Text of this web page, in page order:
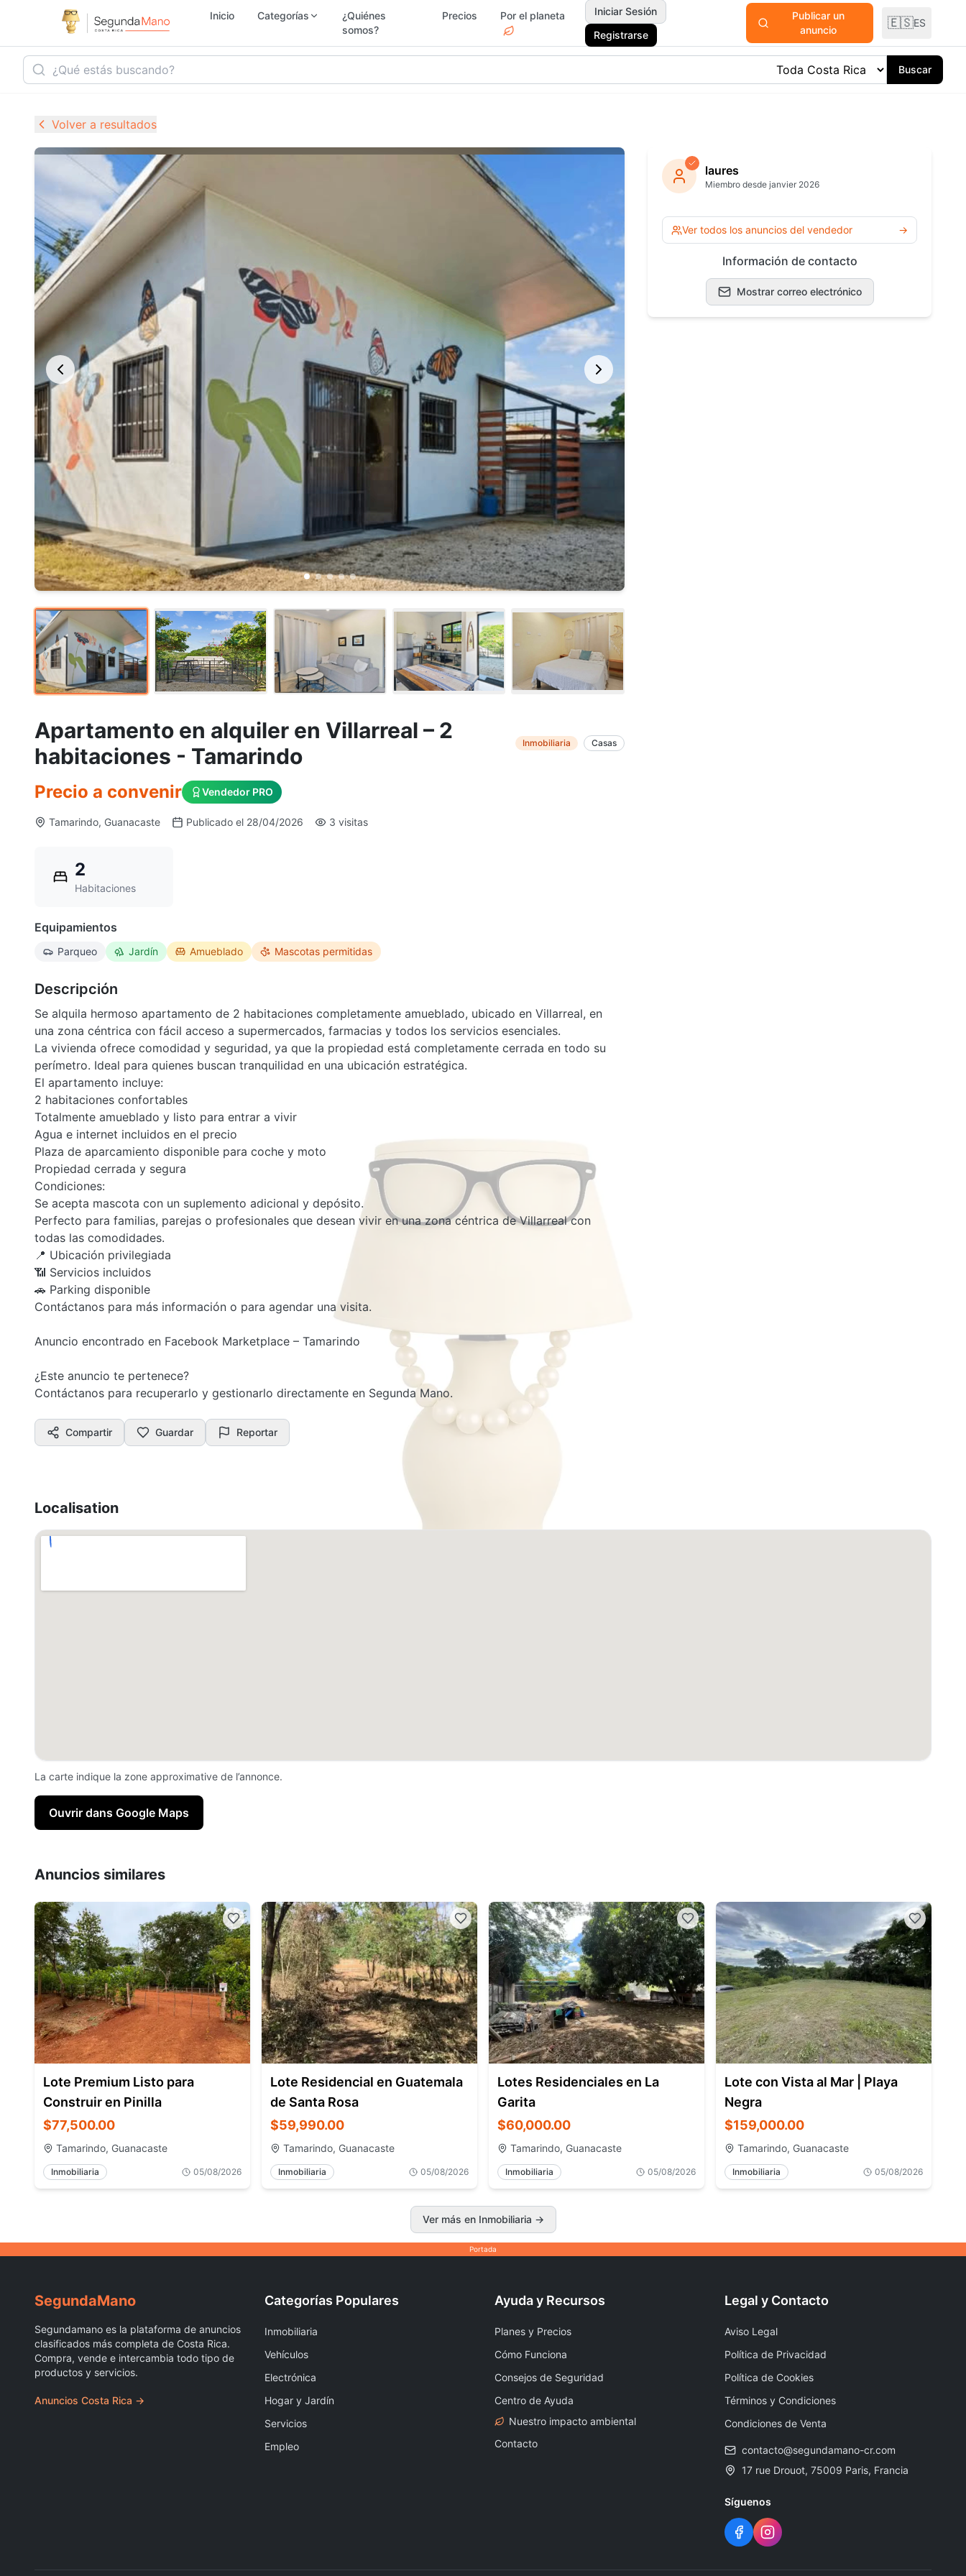
Inicio Categorías
¿Quiénes
somos?
Precios Por el planeta
Iniciar Sesión
Registrarse
Publicar un
anuncio
🇪🇸ES
Vehículos
Electrónica
Empleo
Servicios
Moda y
Accesorios
Vacacionales
Actividades y Ocio
Jardín y Plantas
Surf & Océano
Ver todas las
categorías
Buscar
Volver a resultados
Portada
Apartamento en alquiler en Villarreal – 2
habitaciones - Tamarindo
Inmobiliaria Casas
Precio a convenir Vendedor PRO
Tamarindo, Guanacaste Publicado el 28/04/2026 3 visitas
2
Habitaciones
Equipamientos
Parqueo Jardín Amueblado Mascotas permitidas
Descripción
Se alquila hermoso apartamento de 2 habitaciones completamente amueblado, ubicado en Villarreal, en
una zona céntrica con fácil acceso a supermercados, farmacias y todos los servicios esenciales.
La vivienda ofrece comodidad y seguridad, ya que la propiedad está completamente cerrada en todo su
perímetro. Ideal para quienes buscan tranquilidad en una ubicación estratégica.
El apartamento incluye:
2 habitaciones confortables
Totalmente amueblado y listo para entrar a vivir
Agua e internet incluidos en el precio
Plaza de aparcamiento disponible para coche y moto
Propiedad cerrada y segura
Condiciones:
Se acepta mascota con un suplemento adicional y depósito.
Perfecto para familias, parejas o profesionales que desean vivir en una zona céntrica de Villarreal con
todas las comodidades.
📍 Ubicación privilegiada
📶 Servicios incluidos
🚗 Parking disponible
Contáctanos para más información o para agendar una visita.
Anuncio encontrado en Facebook Marketplace – Tamarindo
¿Este anuncio te pertenece?
Contáctanos para recuperarlo y gestionarlo directamente en Segunda Mano.
Compartir Guardar Reportar
laures
Miembro desde janvier 2026
Ver todos los anuncios del vendedor →
Información de contacto
Mostrar correo electrónico
Localisation
La carte indique la zone approximative de l’annonce.
Ouvrir dans Google Maps
Anuncios similares
Lote Premium Listo para
Construir en Pinilla
$77,500.00
Tamarindo, Guanacaste
Inmobiliaria 05/08/2026
Lote Residencial en Guatemala
de Santa Rosa
$59,990.00
Tamarindo, Guanacaste
Inmobiliaria 05/08/2026
Lotes Residenciales en La
Garita
$60,000.00
Tamarindo, Guanacaste
Inmobiliaria 05/08/2026
Lote con Vista al Mar | Playa
Negra
$159,000.00
Tamarindo, Guanacaste
Inmobiliaria 05/08/2026
Ver más en Inmobiliaria →
SegundaMano
Segundamano es la plataforma de anuncios
clasificados más completa de Costa Rica.
Compra, vende e intercambia todo tipo de
productos y servicios.
Anuncios Costa Rica →
Categorías Populares
Inmobiliaria
Vehículos
Electrónica
Hogar y Jardín
Servicios
Empleo
Ayuda y Recursos
Planes y Precios
Cómo Funciona
Consejos de Seguridad
Centro de Ayuda
Nuestro impacto ambiental
Contacto
Legal y Contacto
Aviso Legal
Política de Privacidad
Política de Cookies
Términos y Condiciones
Condiciones de Venta
contacto@segundamano-cr.com
17 rue Drouot, 75009 Paris, Francia
Síguenos